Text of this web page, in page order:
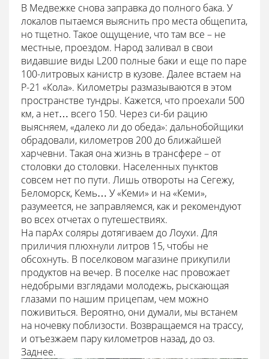
В Медвежке снова заправка до полного бака. У
локалов пытаемся выяснить про места общепита,
но тщетно. Такое ощущение, что там все – не
местные, проездом. Народ заливал в свои
видавшие виды L200 полные баки и еще по паре
100-литровых канистр в кузове. Далее встаем на
Р-21 «Кола». Километры размазываются в этом
пространстве тундры. Кажется, что проехали 500
км, а нет… всего 150. Через си-би рацию
выясняем, «далеко ли до обеда»: дальнобойщики
обрадовали, километров 200 до ближайшей
харчевни. Такая она жизнь в трансфере – от
столовки до столовки. Населенных пунктов
совсем нет по пути. Лишь отвороты на Сегежу,
Беломорск, Кемь… У «Кеми» и на «Кеми»,
разумеется, не заправляемся, как и рекомендуют
во всех отчетах о путешествиях.
На парАх соляры дотягиваем до Лоухи. Для
приличия плюхнули литров 15, чтобы не
обсохнуть. В поселковом магазине прикупили
продуктов на вечер. В поселке нас провожает
недобрыми взглядами молодежь, рыскающая
глазами по нашим прицепам, чем можно
поживиться. Вероятно, они думали, мы встанем
на ночевку поблизости. Возвращаемся на трассу,
и отъезжаем пару километров назад, до оз.
Заднее.